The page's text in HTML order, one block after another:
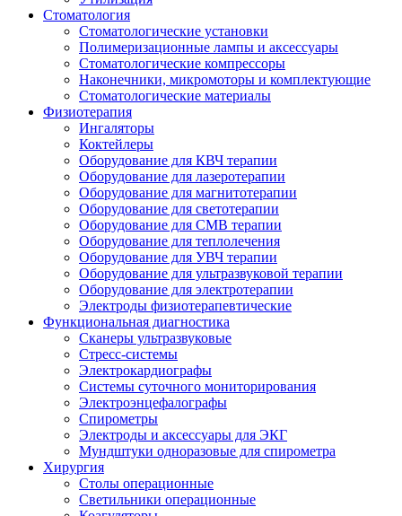
Стоматология
Стоматологические установки
Полимеризационные лампы и аксессуары
Стоматологические компрессоры
Наконечники, микромоторы и комплектующие
Стоматологические материалы
Физиотерапия
Ингаляторы
Коктейлеры
Оборудование для КВЧ терапии
Оборудование для лазеротерапии
Оборудование для магнитотерапии
Оборудование для светотерапии
Оборудование для СМВ терапии
Оборудование для теплолечения
Оборудование для УВЧ терапии
Оборудование для ультразвуковой терапии
Оборудование для электротерапии
Электроды физиотерапевтические
Функциональная диагностика
Сканеры ультразвуковые
Стресс-системы
Электрокардиографы
Системы суточного мониторирования
Электроэнцефалографы
Спирометры
Электроды и аксессуары для ЭКГ
Мундштуки одноразовые для спирометра
Хирургия
Столы операционные
Светильники операционные